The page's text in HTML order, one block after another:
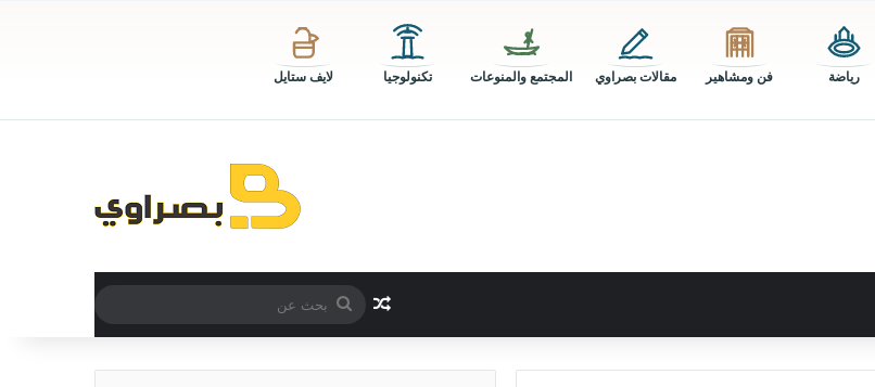
رياضة فن ومشاهير مقالات بصراوي المجتمع والمنوعات تكنولوجيا لايف ستايل
مقال عشوائي
بحث
عن